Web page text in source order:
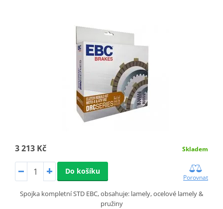
3 213 Kč Skladem
Do košíku
Porovnat
Spojka kompletní STD EBC, obsahuje: lamely, ocelové lamely &
pružiny